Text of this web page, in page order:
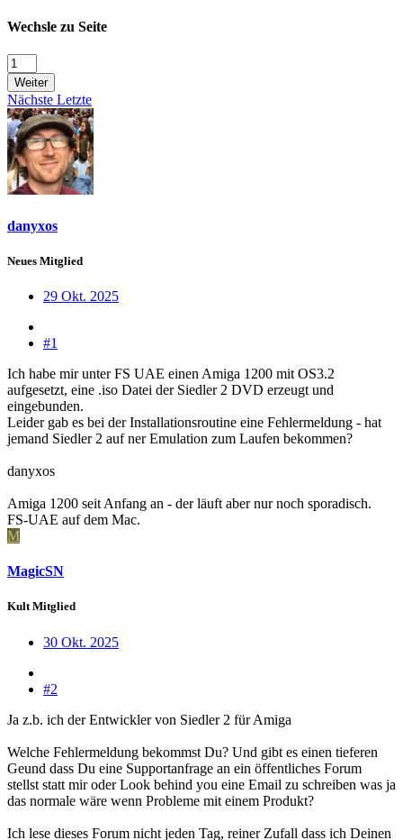
Wechsle zu Seite
Weiter
Nächste Letzte
danyxos
Neues Mitglied
29 Okt. 2025
#1
Ich habe mir unter FS UAE einen Amiga 1200 mit OS3.2
aufgesetzt, eine .iso Datei der Siedler 2 DVD erzeugt und
eingebunden.
Leider gab es bei der Installationsroutine eine Fehlermeldung - hat
jemand Siedler 2 auf ner Emulation zum Laufen bekommen?
danyxos
Amiga 1200 seit Anfang an - der läuft aber nur noch sporadisch.
FS-UAE auf dem Mac.
M
MagicSN
Kult Mitglied
30 Okt. 2025
#2
Ja z.b. ich der Entwickler von Siedler 2 für Amiga
Welche Fehlermeldung bekommst Du? Und gibt es einen tieferen
Geund dass Du eine Supportanfrage an ein öffentliches Forum
stellst statt mir oder Look behind you eine Email zu schreiben was ja
das normale wäre wenn Probleme mit einem Produkt?
Ich lese dieses Forum nicht jeden Tag, reiner Zufall dass ich Deinen